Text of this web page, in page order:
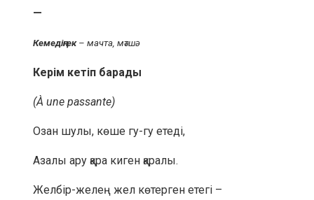
—
Кемедіңгек– мачта, мәтшә.
Керім кетіп барады
(À une passante)
Озан шулы, көше гу-гу етеді,
Азалы ару қара киген қаралы.
Желбір-желең жел көтерген етегі –